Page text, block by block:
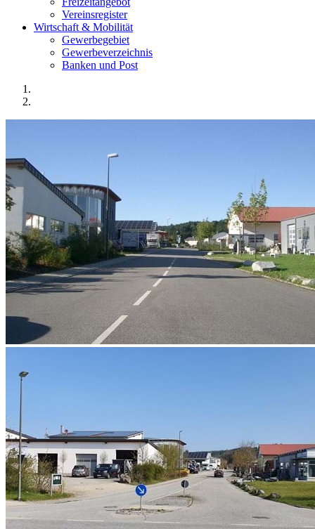
Vereinsregister
Wirtschaft & Mobilität
Gewerbegebiet
Gewerbeverzeichnis
Banken und Post